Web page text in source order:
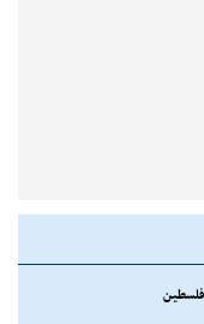
فلسطین